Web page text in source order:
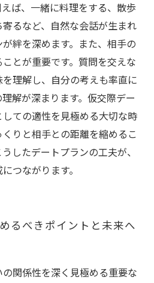
ば、一緒に料理をする、散歩
るなど、自然な会話が生まれ
絆を深めます。また、相手の
とが重要です。質問を交えな
理解し、自分の考えも率直に
解が深まります。仮交際デー
ての適性を見極める大切な時
りと相手との距離を縮めるこ
したデートプランの工夫が、
つながります。
るべきポイントと未来へ
関係性を深く見極める重要な